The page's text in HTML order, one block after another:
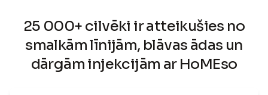
25 000+ cilvēki ir atteikušies no
smalkām līnijām, blāvas ādas un
dārgām injekcijām ar HoMEso